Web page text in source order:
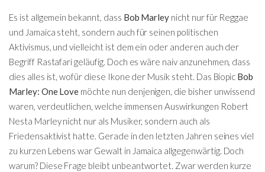
Es ist allgemein bekannt, dass Bob Marley nicht nur für Reggae
und Jamaica steht, sondern auch für seinen politischen
Aktivismus, und vielleicht ist dem ein oder anderen auch der
Begriff Rastafari geläufig. Doch es wäre naiv anzunehmen, dass
dies alles ist, wofür diese Ikone der Musik steht. Das Biopic Bob
Marley: One Love möchte nun denjenigen, die bisher unwissend
waren, verdeutlichen, welche immensen Auswirkungen Robert
Nesta Marley nicht nur als Musiker, sondern auch als
Friedensaktivist hatte. Gerade in den letzten Jahren seines viel
zu kurzen Lebens war Gewalt in Jamaica allgegenwärtig. Doch
warum? Diese Frage bleibt unbeantwortet. Zwar werden kurze